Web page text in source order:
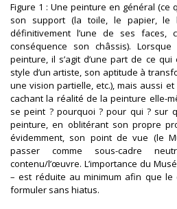
Figure 1 : Une peinture en général (ce
son support (la toile, le papier, le
définitivement l’une de ses faces,
conséquence son châssis).
peinture, il s’agit d’une part de ce
style d’un artiste, son aptitude à
une vision partielle, etc.), mais aussi
cachant la réalité de la peinture elle-
se peint ? pourquoi ? pour qui ? sur
peinture, en oblitérant son propre
évidemment, son point de vue (le
passer comme sous-cadre
contenu/l’œuvre. L’importance du
– est réduite au minimum afin que le
formuler sans hiatus.